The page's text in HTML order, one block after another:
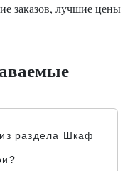
заказов, лучшие цены
раздела Шкаф